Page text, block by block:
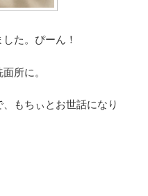
た。ぴーん！
所に。
、もちぃとお世話になり